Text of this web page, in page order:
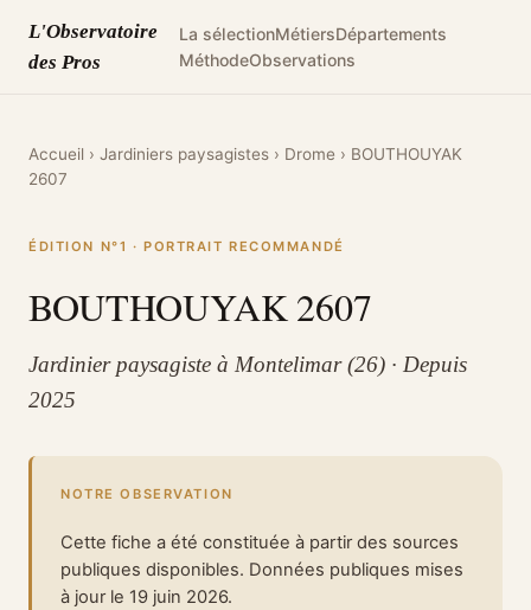
L'Observatoire
des Pros
La sélectionMétiersDépartements
MéthodeObservations
Accueil › Jardiniers paysagistes › Drome › BOUTHOUYAK
2607
ÉDITION N°1 · PORTRAIT RECOMMANDÉ
BOUTHOUYAK 2607
Jardinier paysagiste à Montelimar (26) · Depuis
2025
NOTRE OBSERVATION
Cette fiche a été constituée à partir des sources
publiques disponibles. Données publiques mises
à jour le 19 juin 2026.